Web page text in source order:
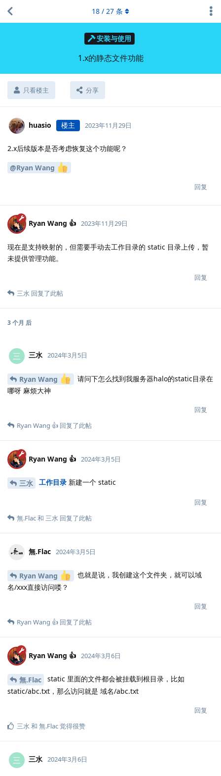
安装与使用
1.x的静态文件功能
只看楼主 分享
18 / 27 条
huasio 楼主 2023年11月29日
2.x后续版本是否考虑恢复这个功能呢？
@Ryan Wang
回复
Ryan Wang 👍 2023年11月29日
现在是支持映射的，但需要手动去工作目录的 static 目录上传，暂
未提供管理功能。
回复
三水 回复了此帖
3 个月 后
三 三水 2024年3月5日
Ryan Wang
请问下怎么找到我服务器halo的static目录在
哪呀 麻烦大神
回复
Ryan Wang 👍 回复了此帖
Ryan Wang 👍 2024年3月5日
三水 工作目录 新建一个 static
回复
無.​Flac和 三水 回复了此帖
無.​Flac 2024年3月5日
Ryan Wang
也就是说，我创建这个文件夹，就可以域
名/xxx直接访问喽？
回复
Ryan Wang 👍 回复了此帖
Ryan Wang 👍 2024年3月6日
無.​Flac
static 里面的文件都会被挂载到根目录，比如
static/abc.txt，那么访问就是 域名/abc.txt
回复
三水 和 無.​Flac觉得很赞
三 三水 2024年3月6日